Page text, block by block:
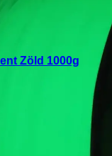
Zöld 1000g